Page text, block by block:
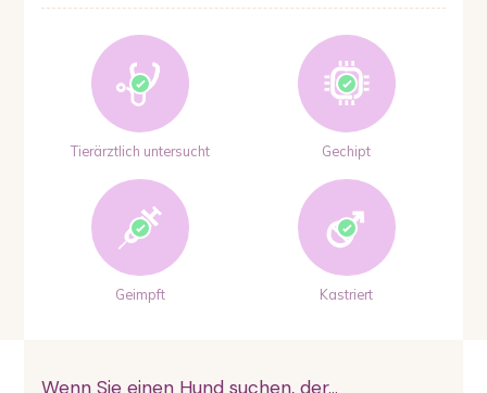
Tierärztlich untersucht Gechipt
Geimpft Kastriert
Wenn Sie einen Hund suchen, der...